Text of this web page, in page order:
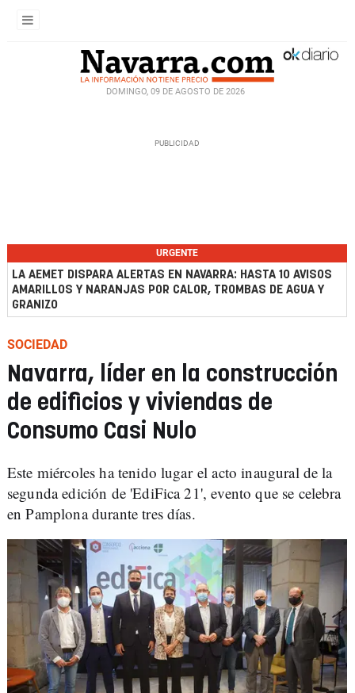
DOMINGO, 09 DE AGOSTO DE 2026
URGENTE
LA AEMET DISPARA ALERTAS EN NAVARRA: HASTA 10 AVISOS
AMARILLOS Y NARANJAS POR CALOR, TROMBAS DE AGUA Y
GRANIZO
SOCIEDAD
Navarra, líder en la construcción
de edificios y viviendas de
Consumo Casi Nulo
Este miércoles ha tenido lugar el acto inaugural de la
segunda edición de 'EdiFica 21', evento que se celebra
en Pamplona durante tres días.